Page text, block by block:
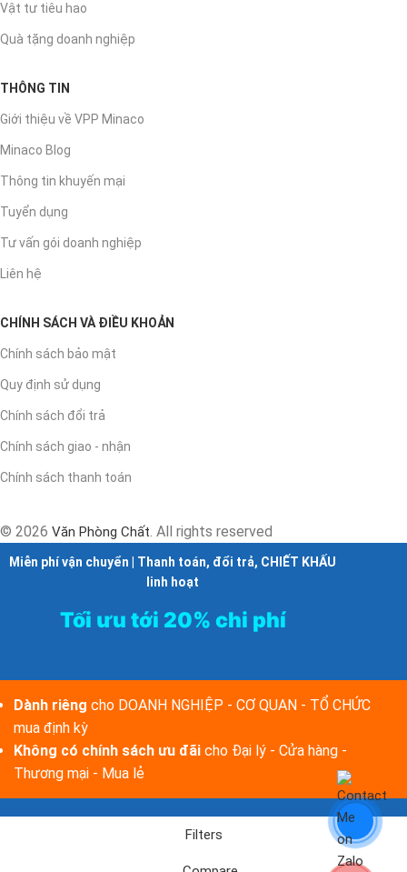
Vật tư tiêu hao
Quà tặng doanh nghiệp
THÔNG TIN
Giới thiệu về VPP Minaco
Minaco Blog
Thông tin khuyến mại
Tuyển dụng
Tư vấn gói doanh nghiệp
Liên hệ
CHÍNH SÁCH VÀ ĐIỀU KHOẢN
Chính sách bảo mật
Quy định sử dụng
Chính sách đổi trả
Chính sách giao - nhận
Chính sách thanh toán
© 2026 Văn Phòng Chất. All rights reserved
Miễn phí vận chuyển | Thanh toán, đổi trả, CHIẾT KHẤU
linh hoạt
Tối ưu tới 20% chi phí
Dành riêng cho DOANH NGHIỆP - CƠ QUAN - TỔ CHỨC
mua định kỳ
Không có chính sách ưu đãi cho Đại lý - Cửa hàng -
Thương mại - Mua lẻ
Filters